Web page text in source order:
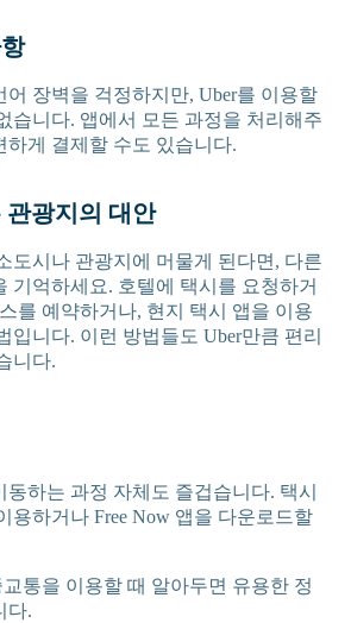
어 장벽을 걱정하지만, Uber를 이용할
습니다. 앱에서 모든 과정을 처리해주
하게 결제할 수도 있습니다.
관광지의 대안
도시나 관광지에 머물게 된다면, 다른
기억하세요. 호텔에 택시를 요청하거
를 예약하거나, 현지 택시 앱을 이용
입니다. 이런 방법들도 Uber만큼 편리
니다.
하는 과정 자체도 즐겁습니다. 택시
용하거나 Free Now 앱을 다운로드할
통을 이용할 때 알아두면 유용한 정
다.